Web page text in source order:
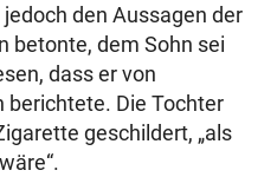
den Aussagen der
betonte, dem Sohn sei
dass er von
berichtete. Die Tochter
geschildert, „als